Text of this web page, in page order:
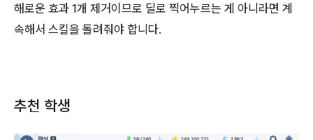
해로운 효과 1개 제거이므로 딜로 찍어누르는 게 아니라면 계
속해서 스킬을 돌려줘야 합니다.
추천 학생